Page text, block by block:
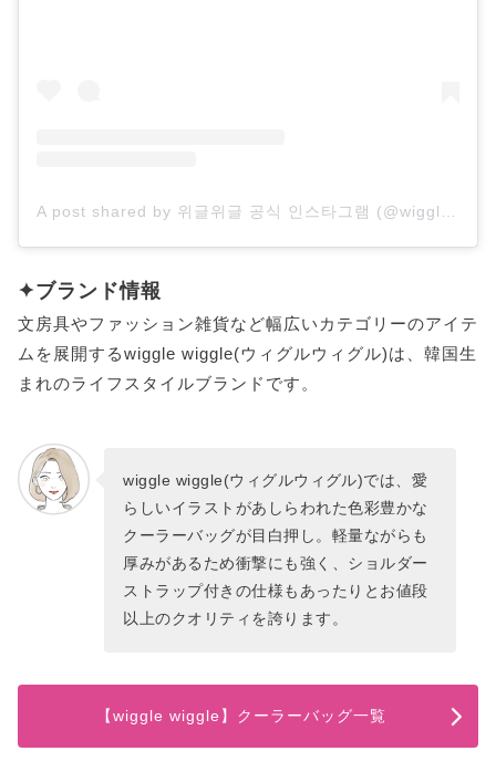
✦ブランド情報
文房具やファッション雑貨など幅広いカテゴリーのアイテ
ムを展開するwiggle wiggle(ウィグルウィグル)は、韓国生
まれのライフスタイルブランドです。
wiggle wiggle(ウィグルウィグル)では、愛
らしいイラストがあしらわれた色彩豊かな
クーラーバッグが目白押し。軽量ながらも
厚みがあるため衝撃にも強く、ショルダー
ストラップ付きの仕様もあったりとお値段
以上のクオリティを誇ります。
【wiggle wiggle】クーラーバッグ一覧